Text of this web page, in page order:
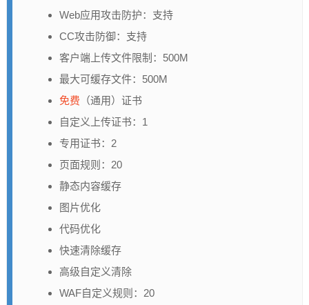
Web应用攻击防护：支持
CC攻击防御：支持
客户端上传文件限制：500M
最大可缓存文件：500M
免费 （通用）证书
自定义上传证书：1
专用证书：2
页面规则：20
静态内容缓存
图片优化
代码优化
快速清除缓存
高级自定义清除
WAF自定义规则：20